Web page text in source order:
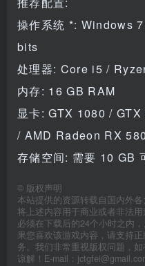
操作系统 *: Windows
bits
处理器: Core i5 /
内存: 16 GB RAM
显卡: GTX 1080 /
/ AMD Radeon RX
存储空间: 需要 10 GB
© 版权声明
本站提供的资源转载自国内外
将上述内容用于商业或者非法
必须在下载后的24个小时之内
果您喜欢该游戏内容，请支持
务。我们非常重视版权问题，
谅解！E-mail：